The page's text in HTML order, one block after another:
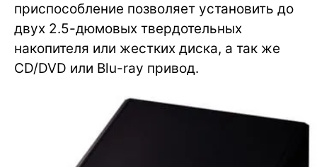
приспособление позволяет установить до
двух 2.5-дюмовых твердотельных
накопителя или жестких диска, а так же
CD/DVD или Blu-ray привод.